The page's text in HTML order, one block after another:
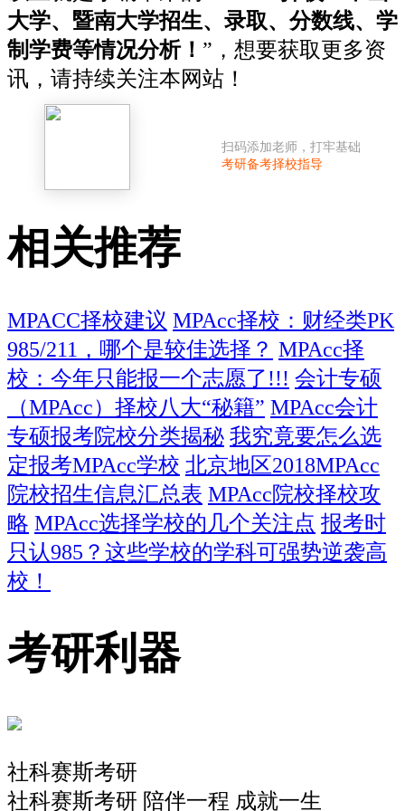
大学、暨南大学招生、录取、分数线、学
制学费等情况分析！ ”，想要获取更多资
讯，请持续关注本网站！
扫码添加老师，打牢基础
考研备考择校指导
相关推荐
MPACC择校建议 MPAcc择校：财经类PK
985/211，哪个是较佳选择？ MPAcc择
校：今年只能报一个志愿了!!! 会计专硕
（MPAcc）择校八大“秘籍” MPAcc会计
专硕报考院校分类揭秘 我究竟要怎么选
定报考MPAcc学校 北京地区2018MPAcc
院校招生信息汇总表 MPAcc院校择校攻
略 MPAcc选择学校的几个关注点 报考时
只认985？这些学校的学科可强势逆袭高
校！
考研利器
社科赛斯考研
社科赛斯考研 陪伴一程 成就一生